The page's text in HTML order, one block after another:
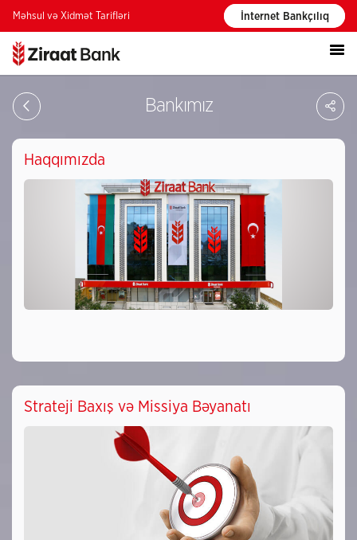
Məhsul və Xidmət Tarifləri İnternet Bankçılıq
Bankımız
Haqqımızda
Strateji Baxış və Missiya Bəyanatı